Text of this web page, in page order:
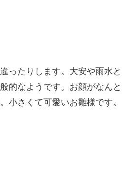
ったりします。大安や雨水と
的なようです。お顔がなんと
小さくて可愛いお雛様です。